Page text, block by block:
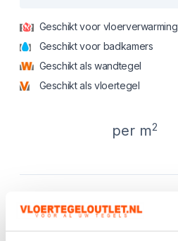
Geschikt voor vloerverwarming
Geschikt voor badkamers
Geschikt als wandtegel
Geschikt als vloertegel
per m2
Prachtige exclusieve tegels,